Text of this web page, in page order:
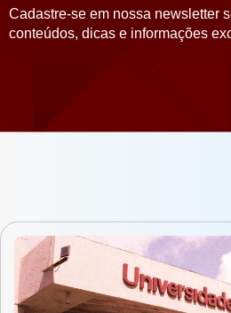
Cadastre-se em nossa newsletter
conteúdos, dicas e informações